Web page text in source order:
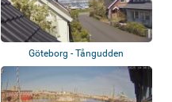
Göteborg - Tångudden